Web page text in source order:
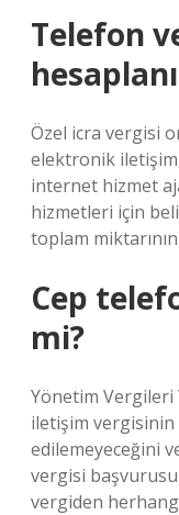
Telefon
Özel icra vergisi
elektronik
internet hizmet
hizmetleri için
toplam
Cep
mi?
Yönetim Vergileri
iletişim vergisinin
edilemeyeceğini
vergisi
vergiden